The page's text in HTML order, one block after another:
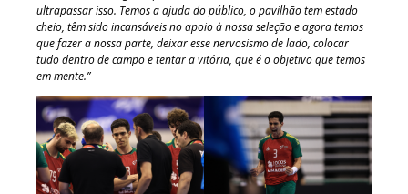
ultrapassar isso. Temos a ajuda do público, o pavilhão tem estado
cheio, têm sido incansáveis no apoio à nossa seleção e agora temos
que fazer a nossa parte, deixar esse nervosismo de lado, colocar
tudo dentro de campo e tentar a vitória, que é o objetivo que temos
em mente.”